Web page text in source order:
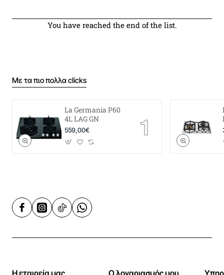
You have reached the end of the list.
Με τα πιο πολλα clicks
La Germania P60
4L LAG GN
559,00€